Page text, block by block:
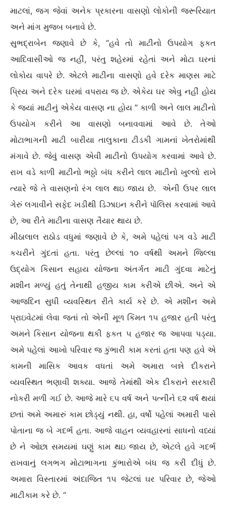
માટલાં, જગ જેવાં અનેક પ્રકારના વાસણો લોકોની જરૂરિયાત
અને માંગ મુજબ બનાવે છે.
સુભદ્રાબેન જણાવે છે કે, “હવે તો માટીનો ઉપયોગ ફકત
આદિવાસીઓ જ નહીં, પરંતુ શહેરમાં રહેતાં અને મોટા ઘરનાં
લોકોય વાપરે છે. એટલે માટીના વાસણો હવે દરેક માણસ માટે
પ્રિય અને દરેક ઘરમાં વપરાય જ છે. એકેય ઘર એવુ નહીં હોય
કે જ્યાં માટીનું એકેય વાસણ ના હોય ” કાળી અને લાલ માટીનો
ઉપયોગ કરીને આ વાસણો બનાવવામાં આવે છે. તેઓ
મોટાભાગની માટી બારીયા તાલુકાના ટીડકી ગામનાં ખેતરોમાંથી
મંગાવે છે. જેવું વાસણ એવી માટીનો ઉપયોગ કરવામાં આવે છે.
રાખ વડે કાળી માટીનો ભઠ્ઠો બંધ કરીને લાલ માટીનો ખુલ્લો રાખે
ત્યારે જે તે વાસણનો રંગ લાલ થઇ જાય છે. એની ઉપર લાલ
ગેરું લગાવીને સફેદ ખડીથી ડિઝાઇન કરીને પૉલિસ કરવામાં આવે
છે, આ રીતે માટીના વાસણ તૈયાર થાય છે.
મીઠાલાલ રાઠોડ વધુમાં જણાવે છે કે, અમે પહેલાં પગ વડે માટી
કચરીને ગુંદતાં હતા. પરંતુ છેલ્લાં ૧૦ વર્ષથી અમને જિલ્લા
ઉદ્યોગ કિસાન સહાય યોજના અંતર્ગત માટી ગુંદવા માટેનું
મશીન મળ્યું હતું તેનાથી હજીય કામ કરીએ છીએ. અને એ
આજદિન સુધી વ્યવસ્થિત રીતે કાર્ય કરે છે. એ મશીન અમે
પ્રાઇવેટમાં લેવા જતાં તો એની મૂળ કિંમત ૧૫ હજાર હતી પરંતુ
અમને કિસાન યોજના થકી ફકત ૫ હજાર જ આપવા પડ્યા.
અમે પહેલાં આખો પરિવાર જ કુંભારી કામ કરતાં હતા પણ હવે એ
કામની માસિક આવક વધતાં અમે અમારા બન્ને દીકરાને
વ્યવસ્થિત ભણાવી શક્યા. આજે તેમાંથી એક દીકરાને સરકારી
નોકરી મળી ગઈ છે. આજે મારે ૬૫ વર્ષ અને પત્નીને ૬૨ વર્ષ થયાં
છતાં અમે અમારું કામ છોડ્યું નથી. હા, વર્ષો પહેલાં અમારી પાસે
પોતાના જ બે ગદર્ભ હતા. આજે વાહન વ્યવહારનાં સાધનો વધ્યાં
છે ને ઓછા સમયમાં ઘણું કામ થઇ જાય છે, એટલે હવે ગદર્ભ
રાખવાનું લગભગ મોટાભાગના કુંભારોએ બંધ જ કરી દીધું છે.
અમારા વિસ્તારમાં અંદાજિત ૧૫ જેટલાં ઘર પરિવાર છે, જેઓ
માટીકામ કરે છે. “